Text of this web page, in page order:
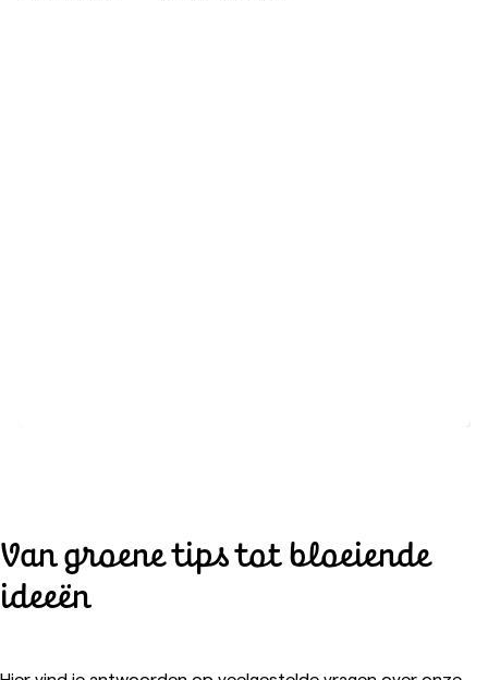
Van groene tips tot bloeiende
ideeën